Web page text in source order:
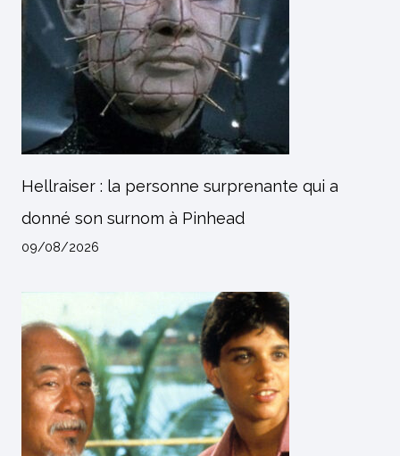
Hellraiser : la personne surprenante qui a
donné son surnom à Pinhead
09/08/2026